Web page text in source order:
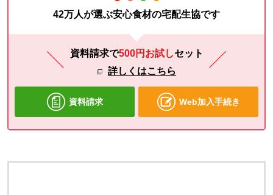
42万人が選ぶ安心食材の宅配生協です
資料請求で500円お試しセット
詳しくはこちら
資料請求 Web加入手続き